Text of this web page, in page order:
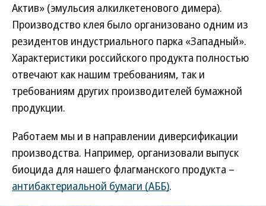
Актив» (эмульсия алкилкетенового димера).
Производство клея было организовано одним из
резидентов индустриального парка «Западный».
Характеристики российского продукта полностью
отвечают как нашим требованиям, так и
требованиям других производителей бумажной
продукции.
Работаем мы и в направлении диверсификации
производства. Например, организовали выпуск
биоцида для нашего флагманского продукта –
антибактериальной бумаги (АББ).